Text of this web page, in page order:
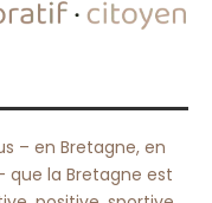
– en Bretagne, en
que la Bretagne est